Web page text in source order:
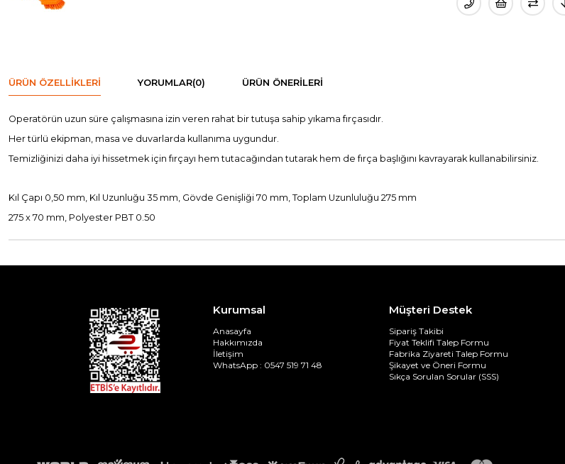
ÜRÜN ÖZELLIKLERI YORUMLAR(0) ÜRÜN ÖNERILERI
Operatörün uzun süre çalışmasına izin veren rahat bir tutuşa sahip yıkama fırçasıdır.
Her türlü ekipman, masa ve duvarlarda kullanıma uygundur.
Temizliğinizi daha iyi hissetmek için fırçayı hem tutacağından tutarak hem de fırça başlığını kavrayarak kullanabilirsiniz.
Kıl Çapı 0,50 mm, Kıl Uzunluğu 35 mm, Gövde Genişliği 70 mm, Toplam Uzunluluğu 275 mm
275 x 70 mm, Polyester PBT 0.50
Kurumsal
Anasayfa
Hakkımızda
İletişim
WhatsApp : 0547 519 71 48
Müşteri Destek
Sipariş Takibi
Fiyat Teklifi Talep Formu
Fabrika Ziyareti Talep Formu
Şikayet ve Öneri Formu
Sıkça Sorulan Sorular (SSS)